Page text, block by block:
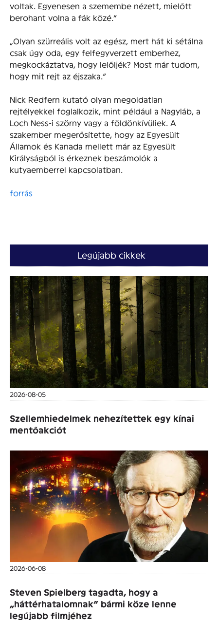
voltak. Egyenesen a szemembe nézett, mielőtt
berohant volna a fák közé.”
„Olyan szürreális volt az egész, mert hát ki sétálna
csak úgy oda, egy felfegyverzett emberhez,
megkockáztatva, hogy lelőljék? Most már tudom,
hogy mit rejt az éjszaka.”
Nick Redfern kutató olyan megoldatlan
rejtélyekkel foglalkozik, mint például a Nagyláb, a
Loch Ness-i szörny vagy a földönkívüliek. A
szakember megerősítette, hogy az Egyesült
Államok és Kanada mellett már az Egyesült
Királyságból is érkeznek beszámolók a
kutyaemberrel kapcsolatban.
forrás
Legújabb cikkek
2026-08-05
Szellemhiedelmek nehezítettek egy kínai
mentőakciót
2026-06-08
Steven Spielberg tagadta, hogy a
„háttérhatalomnak” bármi köze lenne
legújabb filmjéhez